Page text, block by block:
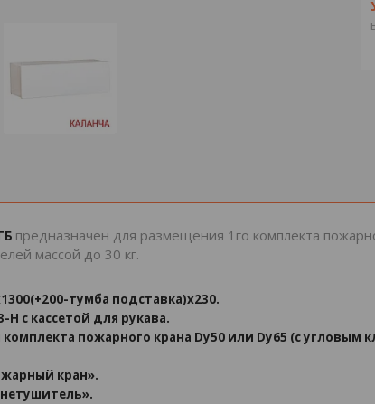
предназначен для размещения 1го комплекта
массой до 30 кг.
тумба подставка)x230.
с кассетой для рукава.
пожарного крана Dy50 или Dy65 (с угловым
кран».